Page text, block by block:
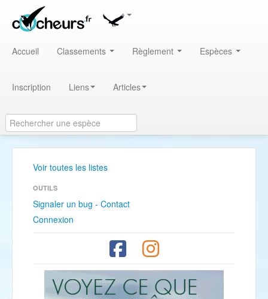
Accueil Classements Règlement Espèces
Inscription Liens Articles
Voir toutes les listes
OUTILS
Signaler un bug - Contact
Connexion